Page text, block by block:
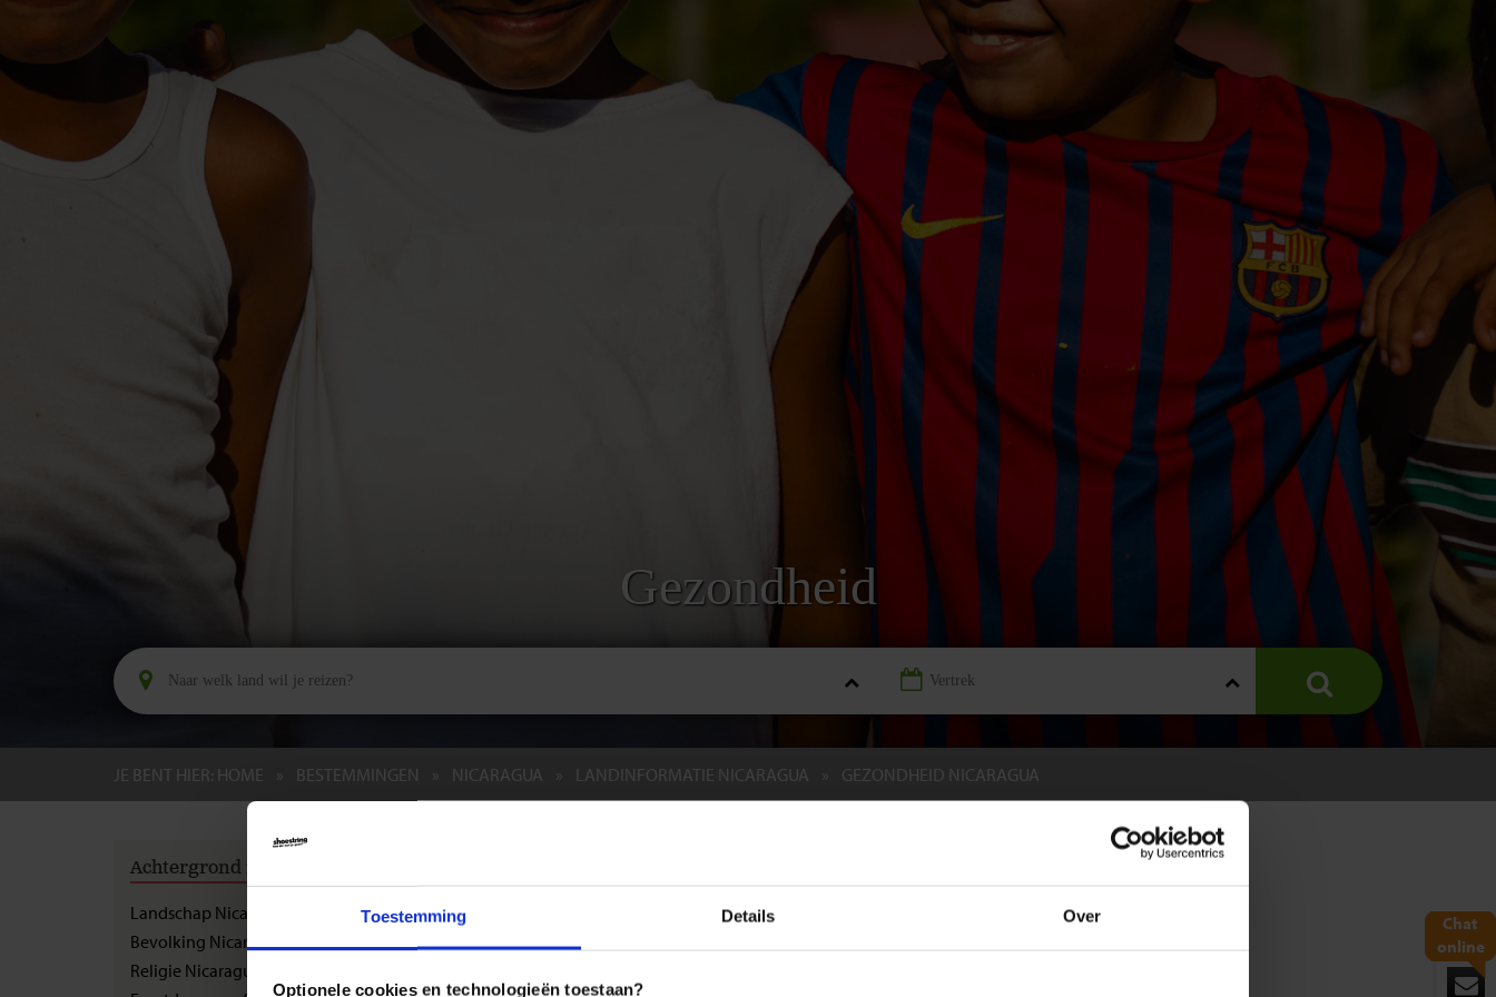
Toestemming Details Over
Optionele cookies en technologieën toestaan?
Chat
online
Gezondheid
JE BENT HIER: HOME BESTEMMINGEN NICARAGUA LANDINFORMATIE NICARAGUA GEZONDHEID NICARAGUA
Achtergrond informatie
Landschap Nicaragua
Bevolking Nicaragua
Religie Nicaragua
Gezondheid Nicaragua
Wie in Midden-Amerika met enige aandacht voor hygiëne en huidverzorging op reis gaat, zal meestal geen